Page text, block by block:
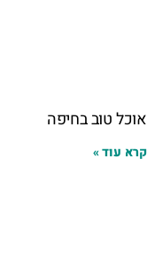
אוכל טוב בחיפה
קרא עוד »